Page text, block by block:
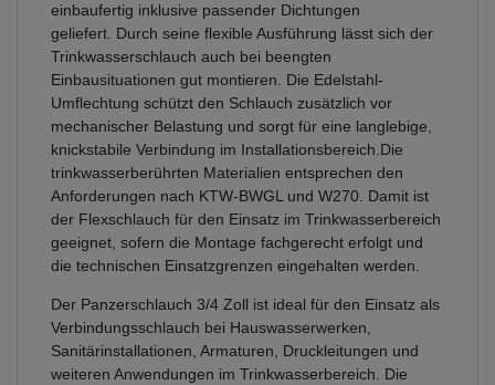
einbaufertig inklusive passender Dichtungen
geliefert. Durch seine flexible Ausführung lässt sich der
Trinkwasserschlauch auch bei beengten
Einbausituationen gut montieren. Die Edelstahl-
Umflechtung schützt den Schlauch zusätzlich vor
mechanischer Belastung und sorgt für eine langlebige,
knickstabile Verbindung im Installationsbereich.Die
trinkwasserberührten Materialien entsprechen den
Anforderungen nach KTW-BWGL und W270. Damit ist
der Flexschlauch für den Einsatz im Trinkwasserbereich
geeignet, sofern die Montage fachgerecht erfolgt und
die technischen Einsatzgrenzen eingehalten werden.
Der Panzerschlauch 3/4 Zoll ist ideal für den Einsatz als
Verbindungsschlauch bei Hauswasserwerken,
Sanitärinstallationen, Armaturen, Druckleitungen und
weiteren Anwendungen im Trinkwasserbereich. Die